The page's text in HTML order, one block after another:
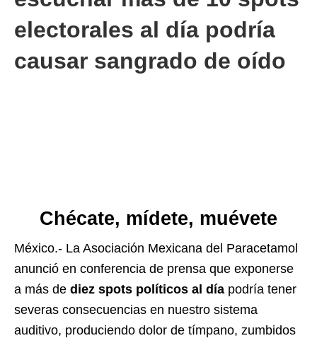
electorales al día podría
causar sangrado de oído
Chécate, mídete, muévete
México.- La Asociación Mexicana del Paracetamol
anunció en conferencia de prensa que exponerse
a más de diez spots políticos al día podría tener
severas consecuencias en nuestro sistema
auditivo, produciendo dolor de tímpano, zumbidos